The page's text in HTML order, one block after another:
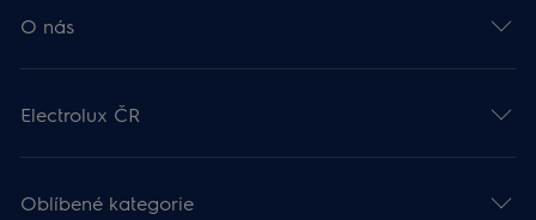
O nás
Electrolux ČR
Oblíbené kategorie